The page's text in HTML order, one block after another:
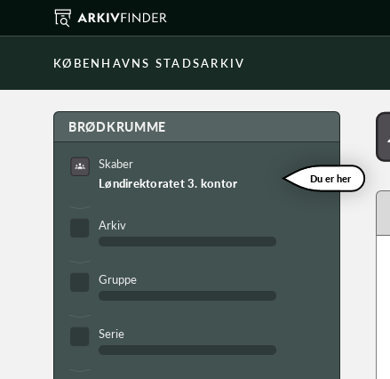
KØBENHAVNS STADSARKIV
BRØDKRUMME
Skaber
Løndirektoratet 3. kontor
Du er her
Arkiv
Gruppe
Serie